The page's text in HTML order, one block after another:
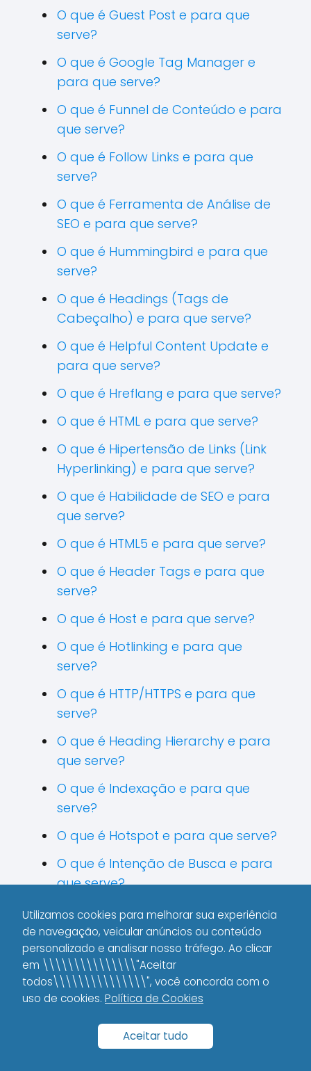
O que é Guest Post e para que
serve?
O que é Google Tag Manager e
para que serve?
O que é Funnel de Conteúdo e para
que serve?
O que é Follow Links e para que
serve?
O que é Ferramenta de Análise de
SEO e para que serve?
O que é Hummingbird e para que
serve?
O que é Headings (Tags de
Cabeçalho) e para que serve?
O que é Helpful Content Update e
para que serve?
O que é Hreflang e para que serve?
O que é HTML e para que serve?
O que é Hipertensão de Links (Link
Hyperlinking) e para que serve?
O que é Habilidade de SEO e para
que serve?
O que é HTML5 e para que serve?
O que é Header Tags e para que
serve?
O que é Host e para que serve?
O que é Hotlinking e para que
serve?
O que é HTTP/HTTPS e para que
serve?
O que é Heading Hierarchy e para
que serve?
O que é Indexação e para que
serve?
O que é Hotspot e para que serve?
O que é Intenção de Busca e para
que serve?
O que é Hub de Conteúdo e para
que serve?
O que é Imagem SEO e para que
serve?
O que é Inbound Marketing e para
que serve?
O que é Índice de Qualidade e para
Utilizamos cookies para melhorar sua experiência
de navegação, veicular anúncios ou conteúdo
personalizado e analisar nosso tráfego. Ao clicar
em \\\\\\\\\\\\\\\"Aceitar
todos\\\\\\\\\\\\\\\", você concorda com o
uso de cookies. Política de Cookies
Aceitar tudo